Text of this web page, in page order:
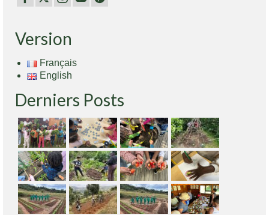
Version
Français
English
Derniers Posts